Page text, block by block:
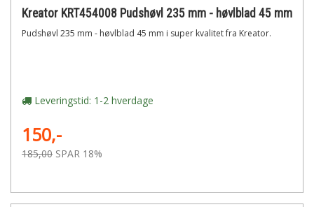
Kreator KRT454008 Pudshøvl 235 mm - høvlblad 45 mm
Pudshøvl 235 mm - høvlblad 45 mm i super kvalitet fra Kreator.
Leveringstid: 1-2 hverdage
150,-
185,00 SPAR 18%